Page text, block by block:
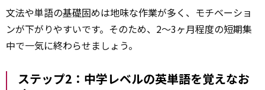
文法や単語の基礎固めは地味な作業が多く、モチベーショ
ンが下がりやすいです。そのため、2～3ヶ月程度の短期集
中で一気に終わらせましょう。
ステップ2：中学レベルの英単語を覚えなお